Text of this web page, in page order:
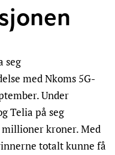
seg
med Nkoms 5G-
Under
Telia på seg
kroner. Med
totalt kunne få